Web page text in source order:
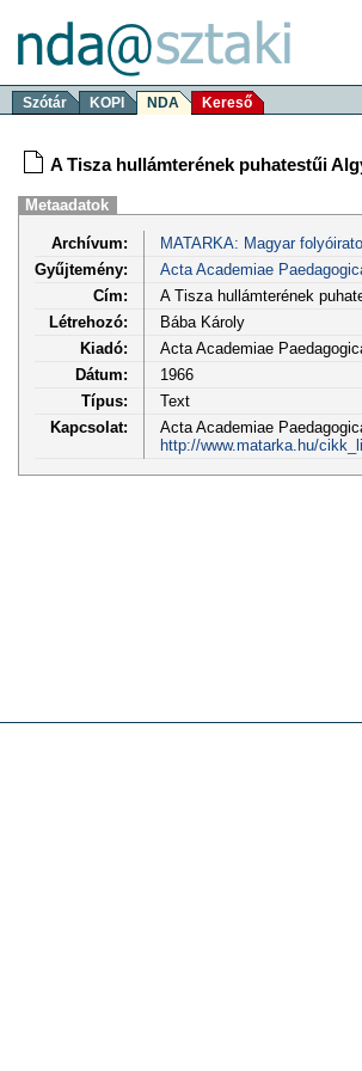
Szótár KOPI NDA Kereső
A Tisza hullámterének puhatestűi
Metaadatok
Archívum:
MATARKA: Magyar
Gyűjtemény:
Acta Academiae
Cím:
A Tisza hullámterének
Létrehozó:
Bába Károly
Kiadó:
Acta Academiae
Dátum:
1966
Típus:
Text
Kapcsolat:
Acta Academiae
http://www.matarka.hu/